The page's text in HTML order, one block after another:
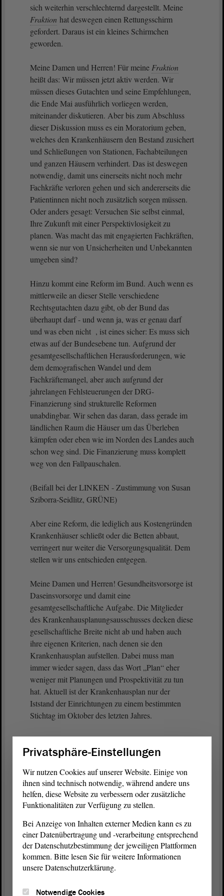
sich weiterhin verschlechternd dargestellt. Meine
Fraktion hat deswegen einen Rettungsschirm
gefordert. Daraus ist ein kleines Schirmchen
geworden.
Meine Damen und Herren! Für meine Fraktion
heißt das: Wir müssen jetzt aktiv werden. Wir
müssen dieses Gutachten und seine Empfehlungen,
die Ende Mai ausführlich vorliegen werden,
miteinander diskutieren. Aber bis zum Abschluss
dieser Diskussion muss es ein Moratorium geben,
welches den Krankenhäusern den Bestand zusichert
und Schließungen von Stationen, Fachabteilungen
und ganzen Häusern verhindert. Das ist deswegen
notwendig, damit uns einerseits nicht noch mehr
Fachkräfte verloren gehen und sich andererseits die
Patientinnen nicht noch zusätzlich sorgen müssen.
Oder anders gesagt: Versuchen Sie selbst einmal,
Ihre Zukunft mit einer Perspektivlosigkeit zu
planen. Was macht das mit engagierten Fachkräften,
wenn sie nur von Unsicherheiten und Unbekannten
umgeben sind?
Hinzu kommt eine Reform im Bund. Auch wenn es
mittlerweile an dieser Stelle verschiedene
Rechtsgutachten dazu gibt, ob der Bund das
überhaupt darf - und wenn ja, was er genau darf
und was eben nicht , ist eines sicher: Es muss sich
etwas auf der Bundesebene tun. Aufgrund der
gesamtgesellschaftlichen Herausforderungen, wie
dem demografischen Wandel und dem
Fachkräftemangel, aber auch aufgrund der
jahrelangen Fehlsteuerungen der DRG-
Finanzierung sind strukturelle Reformen
unabdingbar. Wir sehen das daran, dass gerade im
ländlichen Raum die Häuser um das Überleben
kämpfen oder eben wie im Norden des Landes auch
schon weg sind. Die Finanzierung muss komplett
weg von den Fallpauschalen.
(Beifall bei der LINKEN - Zustimmung von Susan
Sziborra-Seidlitz, GRÜNE)
Aber eine Reform, die lediglich aus Kostengründen
Krankenhäuser schließt oder die Betten abbaut,
verringert nur weiter die Versorgungsqualität. Dem
stellen wir uns entschieden entgegen.
Meine Damen und Herren! Gesundheitsvorsorge ist
Daseinsvorsorge und damit eine
gesamtgesellschaftliche Aufgabe. Die Mitglieder
des Krankenhausplanungsausschusses decken diese
gesellschaftliche Breite nicht ab und haben auch
ihre eigenen Kriterien, nach denen sie den
Krankenhausplan aufstellen. Dabei muss man
immer wieder sagen, dass das Wort „Plan“ eher
weniger mit Planungen und Prospektivität zu tun
hat. Aktuell ist der Krankenhausplan nur der
Iststand der Einrichtungen zu einem bestimmten
Stichtag im Oktober des letzten Jahres.
Deswegen wollen wir genau dieseDebatteund
diese Planung breiter und vor allen Dingen
den Vertreter*innen aus den Bereichen der
Krankenhäuser, der Krankenkassen und der
Kassenärztlichen Vereinigung wollen wir auch
gesellschaftlich relevante Organisationen mit an den
Tisch holen. Dazu gehören unseres Erachtens nach
Interessenvertretungen für die unterschiedlichen
Lebenslagen und Situationen die Gewerkschaften
mit dem Blick auf die Fachkräfte, auf die
kommunalen Spitzen, weil sie den
Privatsphäre-Einstellungen
Wir nutzen Cookies auf unserer Website. Einige von
ihnen sind technisch notwendig, während andere uns
helfen, diese Website zu verbessern oder zusätzliche
Funktionalitäten zur Verfügung zu stellen.
Bei Anzeige von Inhalten externer Medien kann es zu
einer Datenübertragung und -verarbeitung entsprechend
der Datenschutzbestimmung der jeweiligen Plattformen
kommen. Bitte lesen Sie für weitere Informationen
unsere Datenschutzerklärung.
Notwendige Cookies